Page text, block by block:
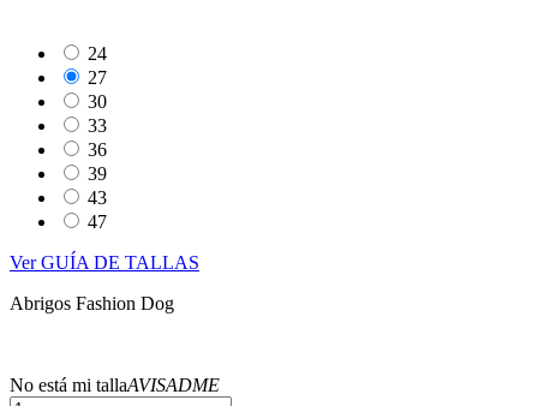
24
27
30
33
36
39
43
47
Ver GUÍA DE TALLAS
Abrigos Fashion Dog
No está mi tallaAVISADME